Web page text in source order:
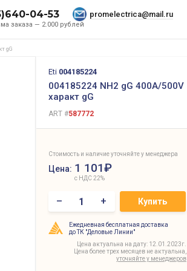
заказа — 2.000 рублей
04-53 promelectrica@mail.ru
gG
Eti 004185224
004185224 NH2 gG 400A/500V
характ gG
ART #587772
Стоимость и наличие уточняйте у менеджера
Цена: 1 101₽
с НДС 22%
– + Купить
Ежедневная бесплатная доставка
до ТК "Деловые Линии"
Цена актуальна на дату: 12.01.2023г.
Цена более трех месяцев не актуальна,
уточняйте у менеджеров